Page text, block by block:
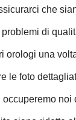
che
di
orologi una
le foto
occuperemo noi